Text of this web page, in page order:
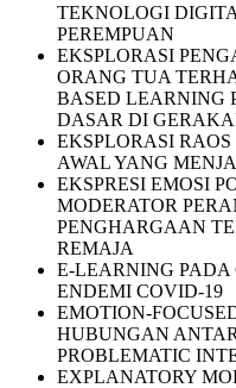
TEKNOLOGI
PEREMPUAN
EKSPLORASI
ORANG TUA
BASED LEARNING
DASAR DI
EKSPLORASI
AWAL YANG
EKSPRESI EMOSI
MODERATOR
PENGHARGAAN
REMAJA
E-LEARNING
ENDEMI COVID-19
EMOTION-
HUBUNGAN
PROBLEMATIC
EXPLANATORY